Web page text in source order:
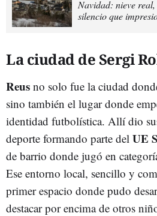
Navidad: nieve
silencio que
La ciudad de Sergi
Reus no solo fue la ciudad
sino también el lugar donde
identidad futbolística. Allí dio
deporte formando parte del UE
de barrio donde jugó en
Ese entorno local, sencillo y
primer espacio donde pudo
destacar por encima de otros